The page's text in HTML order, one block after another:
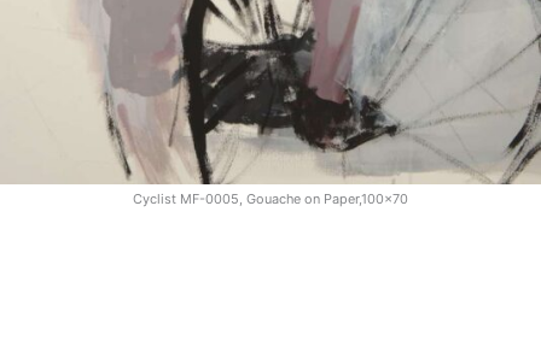
Cyclist MF-0005, Gouache on Paper,100x70